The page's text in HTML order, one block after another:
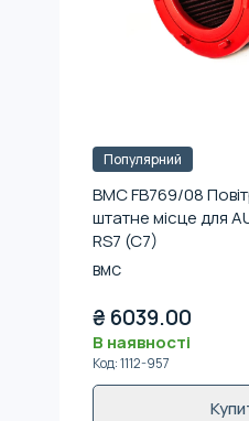
Популярний
BMC FB769/08
штатне місце для
RS7 (C7)
BMC
₴ 6039.00
В наявності
Код:1112-957